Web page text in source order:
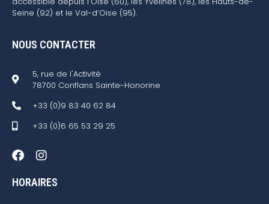
Seine (92) et le Val-d’Oise (95).
NOUS CONTACTER
5, rue de l'Activité
78700 Conflans Sainte-Honorine
+33 (0)9 83 40 62 84
+33 (0)6 65 53 29 25
HORAIRES